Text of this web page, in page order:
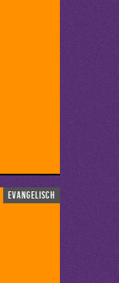
evangelisch